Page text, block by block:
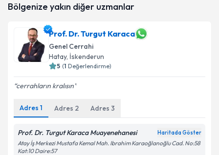
talebi oluşturun. Size bu uzmandan randevu almanız
bilgilendireceğiz.
E-posta Adresiniz
Metni
'ni okudum ve kişisel verilerimin belirtilen
kapsamda işlenmesini kabul ediyorum.
Takvim Talebini Gönder
Bölgenize yakın diğer uzmanlar
Prof. Dr. Turgut Karaca
Genel Cerrahi
Hatay, İskenderun
5 (1 Değerlendirme)
cerrahların kralısın
Adres 1 Adres 2 Adres 3
Prof. Dr. Turgut Karaca Muayenehanesi Haritada Göster
Atay İş Merkezi Mustafa Kemal Mah. Ibrahim Karaoğlanoğlu Cad. No:58
Kat:10 Daire:57